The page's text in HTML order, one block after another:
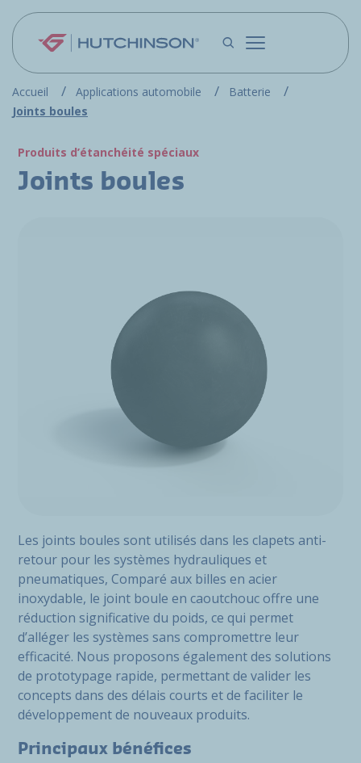
Aller au contenu principal
Accueil Applications automobile
Batterie
Joints boules
Produits d’étanchéité spéciaux
Joints boules
Les joints boules sont utilisés dans les clapets anti-
retour pour les systèmes hydrauliques et
pneumatiques, Comparé aux billes en acier
inoxydable, le joint boule en caoutchouc offre une
réduction significative du poids, ce qui permet
d’alléger les systèmes sans compromettre leur
efficacité. Nous proposons également des solutions
de prototypage rapide, permettant de valider les
concepts dans des délais courts et de faciliter le
développement de nouveaux produits.
Principaux bénéfices